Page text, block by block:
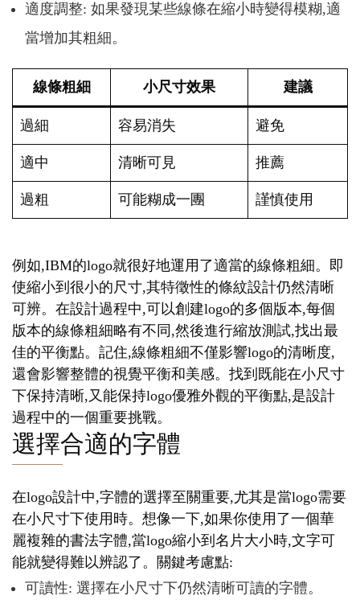
適度調整: 如果發現某些線條在縮小時變得模糊,適
當增加其粗細。
線條粗細 小尺寸效果 建議
過細 容易消失 避免
適中 清晰可見 推薦
過粗 可能糊成一團 謹慎使用
例如,IBM的logo就很好地運用了適當的線條粗細。即
使縮小到很小的尺寸,其特徵性的條紋設計仍然清晰
可辨。在設計過程中,可以創建logo的多個版本,每個
版本的線條粗細略有不同,然後進行縮放測試,找出最
佳的平衡點。記住,線條粗細不僅影響logo的清晰度,
還會影響整體的視覺平衡和美感。找到既能在小尺寸
下保持清晰,又能保持logo優雅外觀的平衡點,是設計
過程中的一個重要挑戰。
選擇合適的字體
在logo設計中,字體的選擇至關重要,尤其是當logo需要
在小尺寸下使用時。想像一下,如果你使用了一個華
麗複雜的書法字體,當logo縮小到名片大小時,文字可
能就變得難以辨認了。關鍵考慮點:
可讀性: 選擇在小尺寸下仍然清晰可讀的字體。